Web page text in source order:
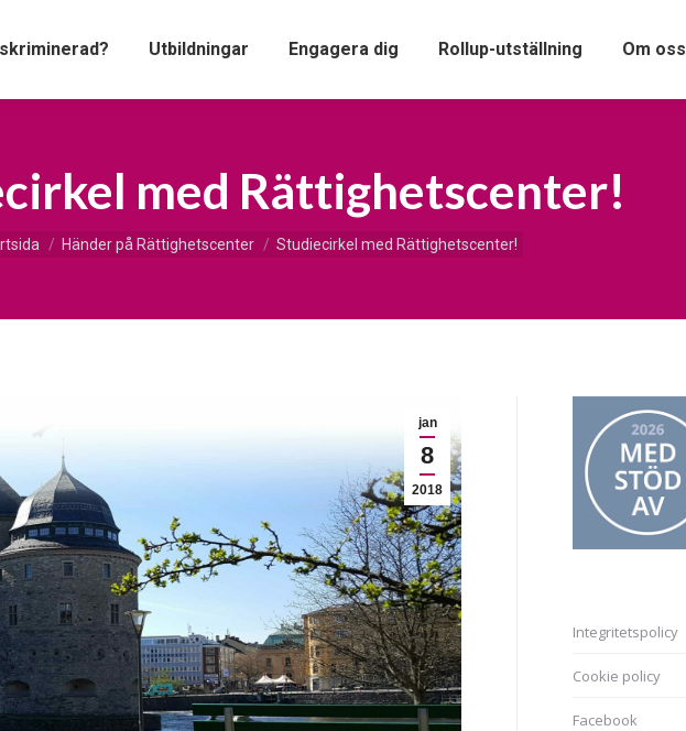
Utbildningar Engagera dig Rollup-utställning Om oss
med Rättighetscenter!
här:
Händer på Rättighetscenter Studiecirkel med Rättighetscenter!
jan
8
2018
Integritetspolicy
Cookie policy
Facebook